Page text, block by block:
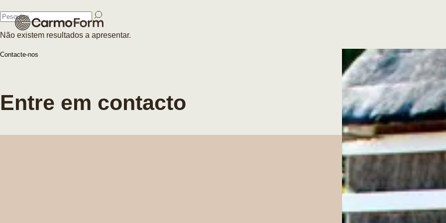
Não existem resultados a apresentar.
Contacte-nos
Fechar
Entre em contacto